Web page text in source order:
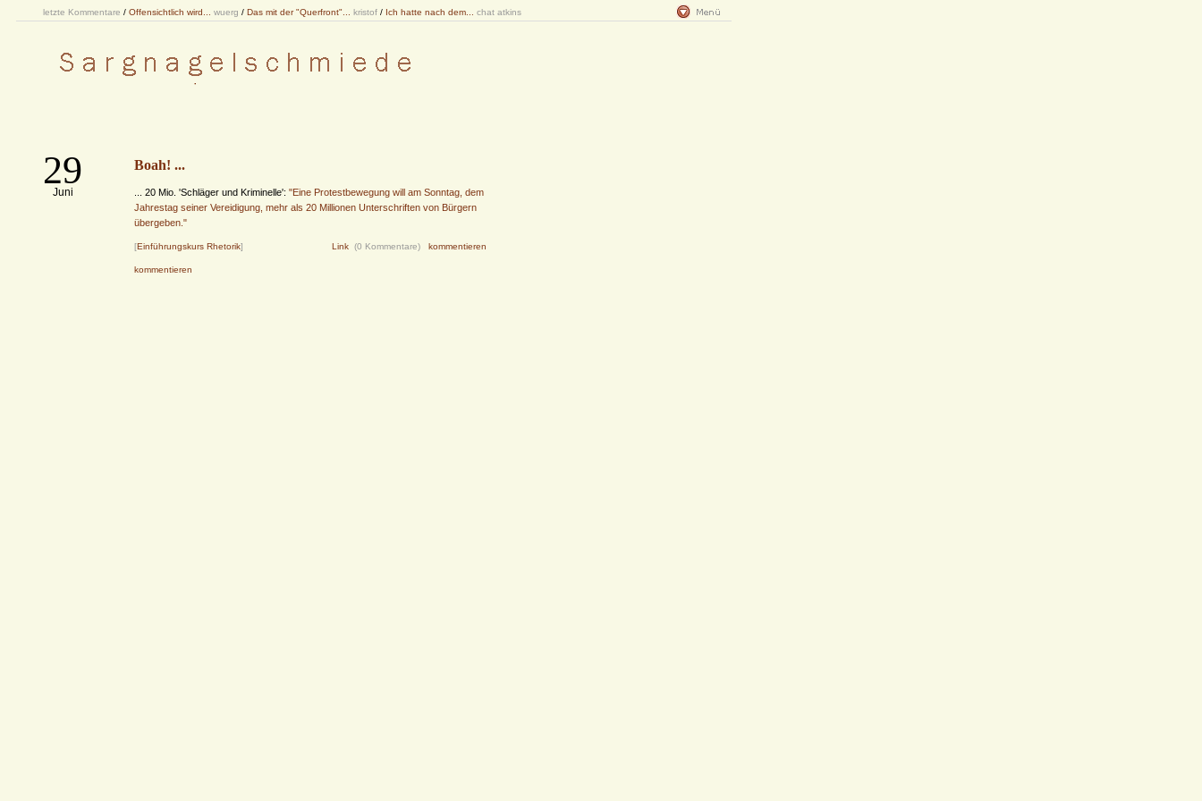
letzte Kommentare / Offensichtlich wird... wuerg / Das mit der "Querfront"... kristof / Ich hatte nach dem... chat atkins
29
Juni
Boah! ...
... 20 Mio. 'Schläger und Kriminelle': "Eine Protestbewegung will am Sonntag, dem
Jahrestag seiner Vereidigung, mehr als 20 Millionen Unterschriften von Bürgern
übergeben."
[Einführungskurs Rhetorik] Link (0 Kommentare) kommentieren
kommentieren